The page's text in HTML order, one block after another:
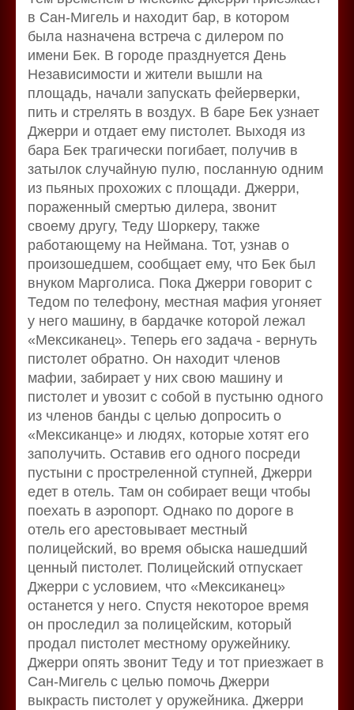
в Сан-Мигель и находит бар, в котором
была назначена встреча с дилером по
имени Бек. В городе празднуется День
Независимости и жители вышли на
площадь, начали запускать фейерверки,
пить и стрелять в воздух. В баре Бек узнает
Джерри и отдает ему пистолет. Выходя из
бара Бек трагически погибает, получив в
затылок случайную пулю, посланную одним
из пьяных прохожих с площади. Джерри,
пораженный смертью дилера, звонит
своему другу, Теду Шоркеру, также
работающему на Неймана. Тот, узнав о
произошедшем, сообщает ему, что Бек был
внуком Марголиса. Пока Джерри говорит с
Тедом по телефону, местная мафия угоняет
у него машину, в бардачке которой лежал
«Мексиканец». Теперь его задача - вернуть
пистолет обратно. Он находит членов
мафии, забирает у них свою машину и
пистолет и увозит с собой в пустыню одного
из членов банды с целью допросить о
«Мексиканце» и людях, которые хотят его
заполучить. Оставив его одного посреди
пустыни с простреленной ступней, Джерри
едет в отель. Там он собирает вещи чтобы
поехать в аэропорт. Однако по дороге в
отель его арестовывает местный
полицейский, во время обыска нашедший
ценный пистолет. Полицейский отпускает
Джерри с условием, что «Мексиканец»
останется у него. Спустя некоторое время
он проследил за полицейским, который
продал пистолет местному оружейнику.
Джерри опять звонит Теду и тот приезжает в
Сан-Мигель с целью помочь Джерри
выкрасть пистолет у оружейника. Джерри